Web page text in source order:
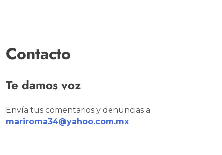
Contacto
Te damos voz
Envía tus comentarios y denuncias a
mariroma34@yahoo.com.mx